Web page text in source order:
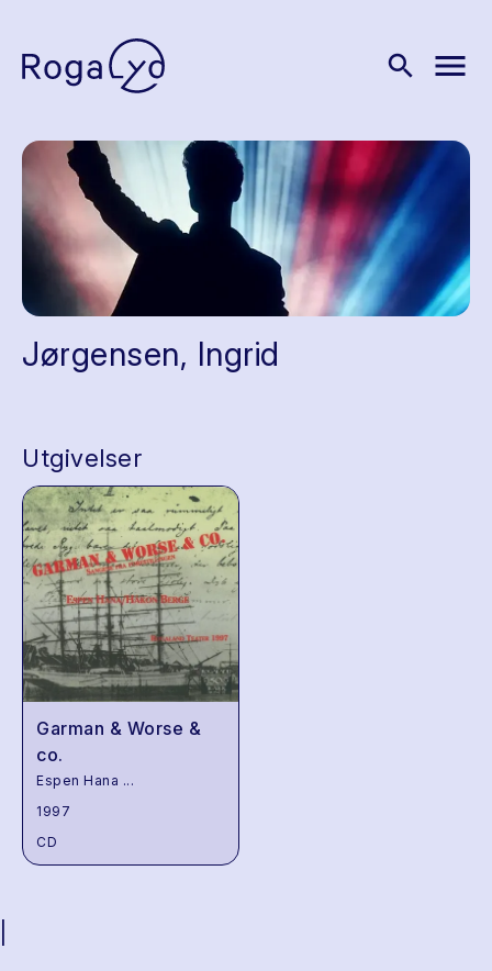
search menu
Jørgensen, Ingrid
Utgivelser
Garman & Worse &
co.
Espen Hana ...
1997
CD